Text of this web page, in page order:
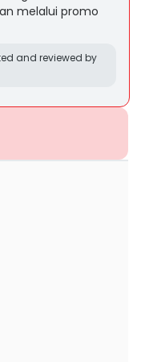
melalui promo
and reviewed by